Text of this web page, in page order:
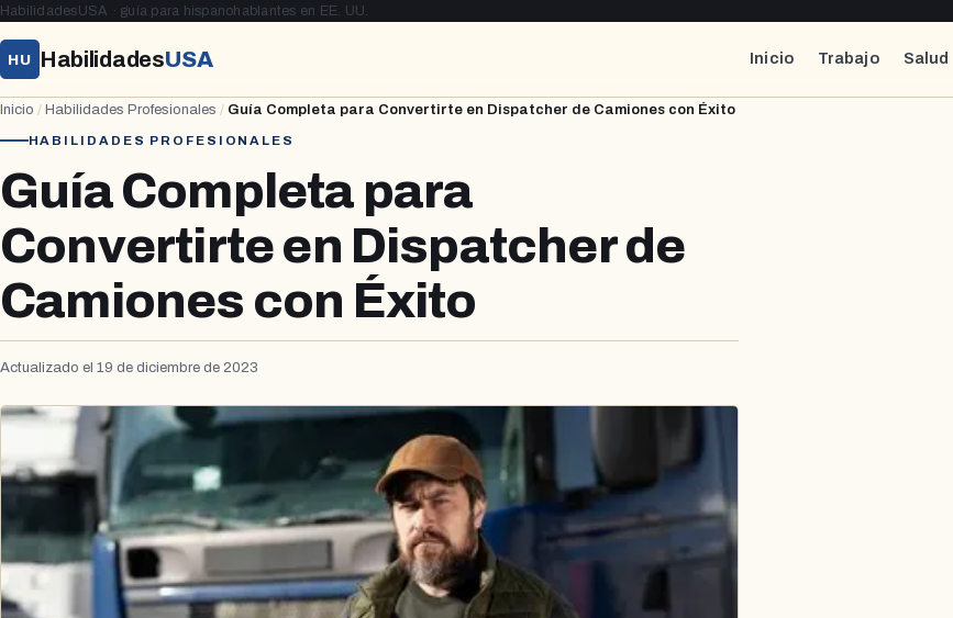
HabilidadesUSA · guía para hispanohablantes en EE. UU.
HU HabilidadesUSA Inicio Trabajo Salud
Inicio / Habilidades Profesionales / Guía Completa para Convertirte en Dispatcher de Camiones con Éxito
HABILIDADES PROFESIONALES
Guía Completa para
Convertirte en Dispatcher de
Camiones con Éxito
Actualizado el 19 de diciembre de 2023